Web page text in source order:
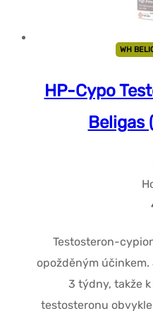
WH
HP-Cypo
Beligas
Testosteron-
opožděným
3 týdny, takže
testosteronu